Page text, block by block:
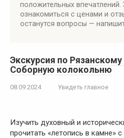
положительных
ознакомиться с ценами и
останутся вопросы —
Экскурсия по
Соборную колокольню
08.09.2024 Увидеть главное
Изучить духовный и
прочитать «летопись в камне»